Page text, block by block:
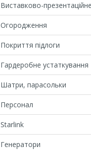
Виставково-презентаційне
Огородження
Покриття підлоги
Гардеробне устаткування
Шатри, парасольки
Персонал
Starlink
Генератори